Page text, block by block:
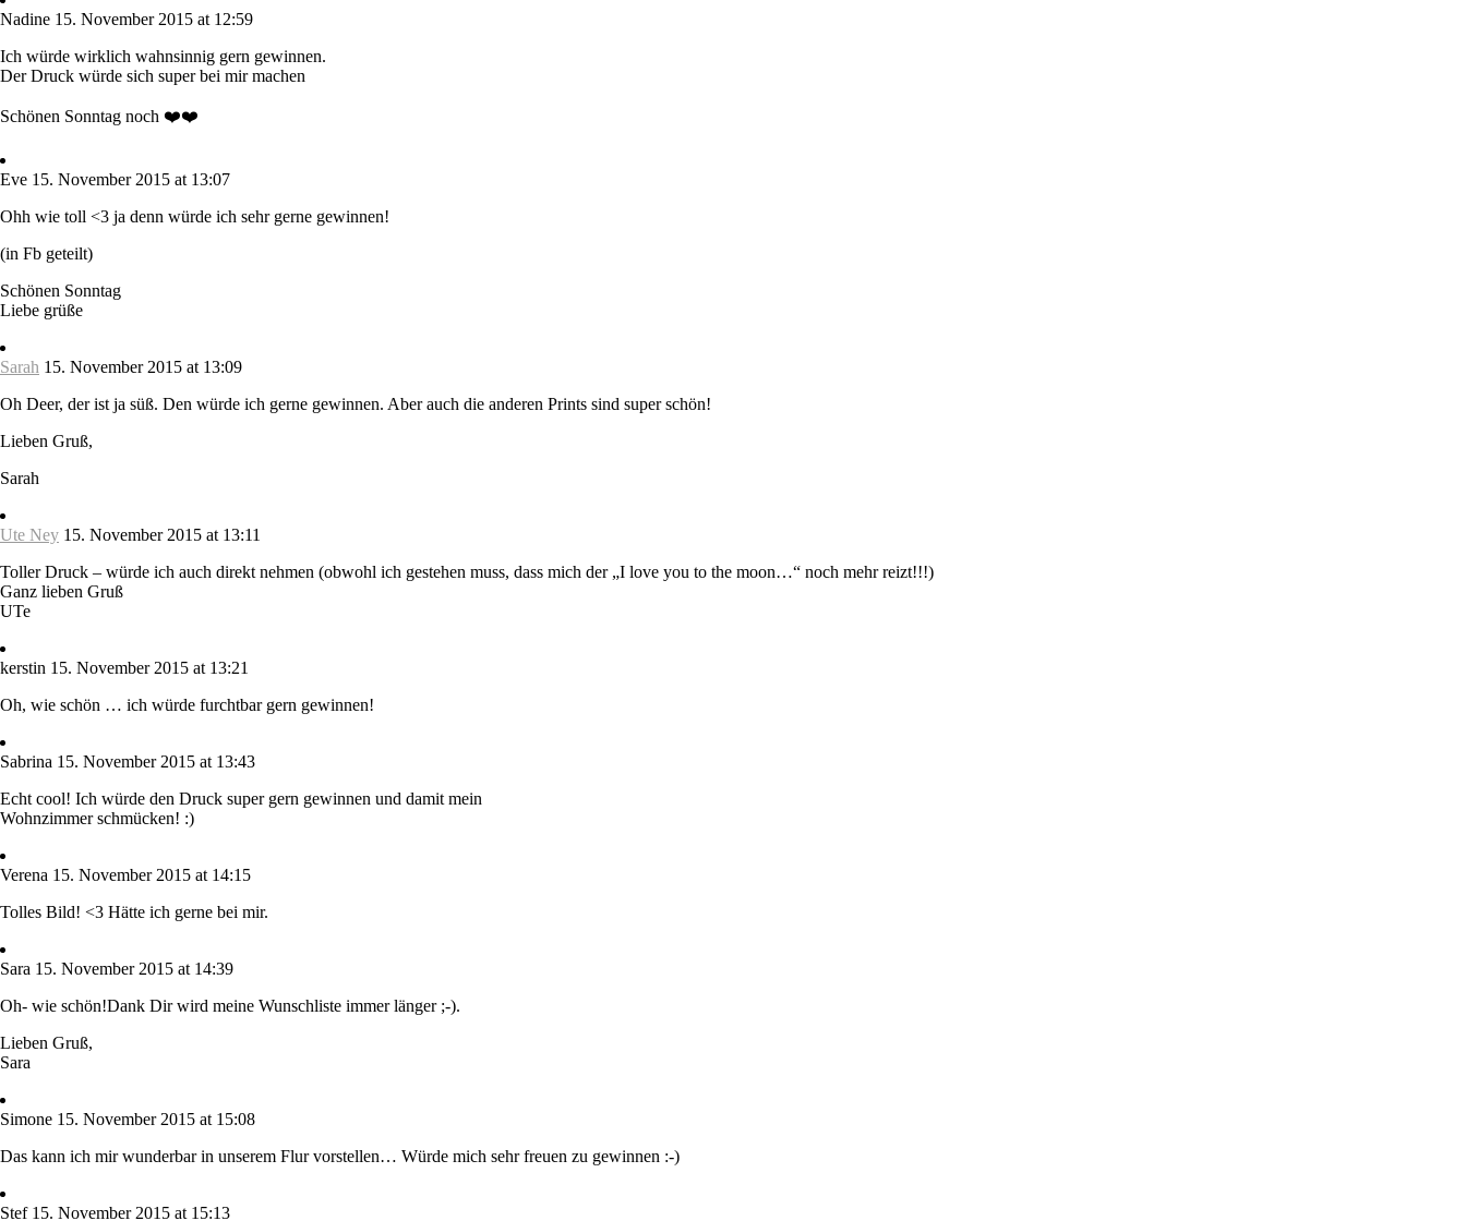
Nadine 15. November 2015 at 12:59
Ich würde wirklich wahnsinnig gern gewinnen.
Der Druck würde sich super bei mir machen
Schönen Sonntag noch ❤️❤️
Eve 15. November 2015 at 13:07
Ohh wie toll <3 ja denn würde ich sehr gerne gewinnen!
(in Fb geteilt)
Schönen Sonntag
Liebe grüße
Sarah 15. November 2015 at 13:09
Oh Deer, der ist ja süß. Den würde ich gerne gewinnen. Aber auch die anderen Prints sind super schön!
Lieben Gruß,
Sarah
Ute Ney 15. November 2015 at 13:11
Toller Druck – würde ich auch direkt nehmen (obwohl ich gestehen muss, dass mich der „I love you to the moon…“ noch mehr reizt!!!)
Ganz lieben Gruß
UTe
kerstin 15. November 2015 at 13:21
Oh, wie schön … ich würde furchtbar gern gewinnen!
Sabrina 15. November 2015 at 13:43
Echt cool! Ich würde den Druck super gern gewinnen und damit mein
Wohnzimmer schmücken! :)
Verena 15. November 2015 at 14:15
Tolles Bild! <3 Hätte ich gerne bei mir.
Sara 15. November 2015 at 14:39
Oh- wie schön!Dank Dir wird meine Wunschliste immer länger ;-).
Lieben Gruß,
Sara
Simone 15. November 2015 at 15:08
Das kann ich mir wunderbar in unserem Flur vorstellen… Würde mich sehr freuen zu gewinnen :-)
Stef 15. November 2015 at 15:13